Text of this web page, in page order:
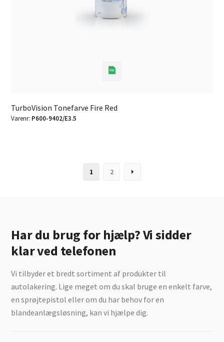
TurboVision Tonefarve Fire Red
Varenr: P600-9402/E3.5
1 2
Har du brug for hjælp? Vi sidder
klar ved telefonen
Vi tilbyder et bredt sortiment af produkter til
autolakering. Lige meget om du skal bruge en enkelt farve,
en sprøjtepistol eller om du har behov for en
blandeanlægsløsning, kan vi hjælpe dig.